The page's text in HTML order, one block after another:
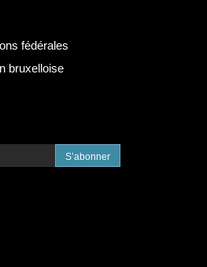
fédérales
bruxelloise
S’abonner